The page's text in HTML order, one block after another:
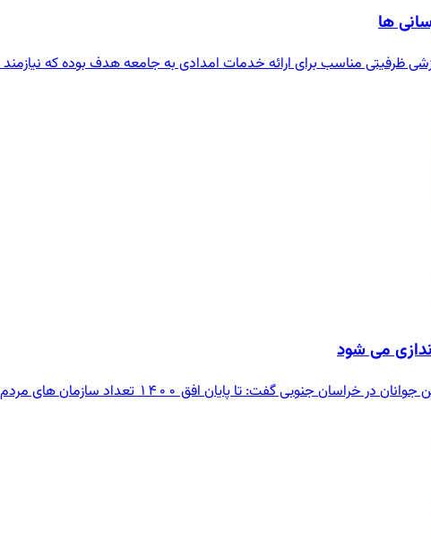
ها
مناسب برای ارائه خدمات امدادی به جامعه هدف بوده که